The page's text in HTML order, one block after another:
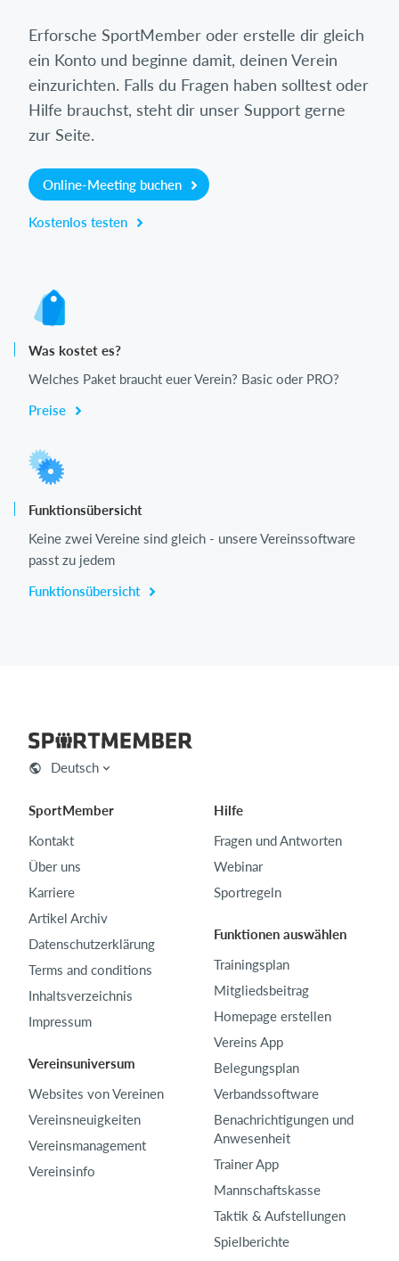
Erforsche SportMember oder erstelle dir gleich
ein Konto und beginne damit, deinen Verein
einzurichten. Falls du Fragen haben solltest oder
Hilfe brauchst, steht dir unser Support gerne
zur Seite.
Online-Meeting buchen
Kostenlos testen
Was kostet es?
Welches Paket braucht euer Verein? Basic oder PRO?
Preise
Funktionsübersicht
Keine zwei Vereine sind gleich - unsere Vereinssoftware
passt zu jedem
Funktionsübersicht
Deutsch
SportMember
Kontakt
Über uns
Karriere
Artikel Archiv
Datenschutzerklärung
Terms and conditions
Inhaltsverzeichnis
Impressum
Vereinsuniversum
Websites von Vereinen
Vereinsneuigkeiten
Vereinsmanagement
Vereinsinfo
Hilfe
Fragen und Antworten
Webinar
Sportregeln
Funktionen auswählen
Trainingsplan
Mitgliedsbeitrag
Homepage erstellen
Vereins App
Belegungsplan
Verbandssoftware
Benachrichtigungen und
Anwesenheit
Trainer App
Mannschaftskasse
Taktik & Aufstellungen
Spielberichte